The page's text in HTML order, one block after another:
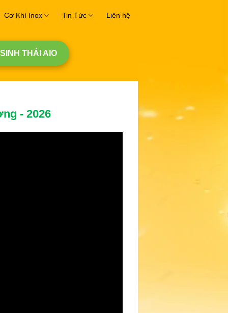
Cơ Khí Inox Tin Tức Liên hệ
THÁI AIO
- 2026